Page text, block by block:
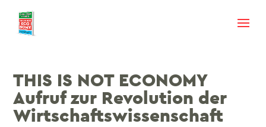
THIS IS NOT ECONOMY
Aufruf zur Revolution der
Wirtschaftswissenschaft